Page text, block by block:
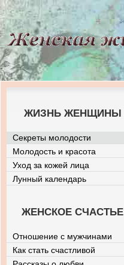
ЖИЗНЬ ЖЕНЩИНЫ
Секреты молодости
Молодость и красота
Уход за кожей лица
Лунный календарь
ЖЕНСКОЕ СЧАСТЬЕ
Отношение с мужчинами
Как стать счастливой